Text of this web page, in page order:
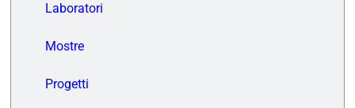
Laboratori
Mostre
Progetti